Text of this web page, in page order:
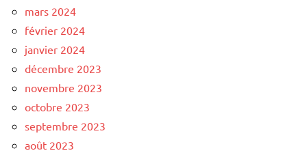
mars 2024
février 2024
janvier 2024
décembre 2023
novembre 2023
octobre 2023
septembre 2023
août 2023